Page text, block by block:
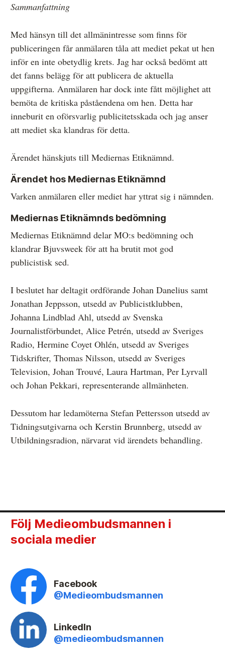
Sammanfattning
Med hänsyn till det allmänintresse som finns för
publiceringen får anmälaren tåla att mediet pekat ut hen
inför en inte obetydlig krets. Jag har också bedömt att
det fanns belägg för att publicera de aktuella
uppgifterna. Anmälaren har dock inte fått möjlighet att
bemöta de kritiska påståendena om hen. Detta har
inneburit en oförsvarlig publicitetsskada och jag anser
att mediet ska klandras för detta.
Ärendet hänskjuts till Mediernas Etiknämnd.
Ärendet hos Mediernas Etiknämnd
Varken anmälaren eller mediet har yttrat sig i nämnden.
Mediernas Etiknämnds bedömning
Mediernas Etiknämnd delar MO:s bedömning och
klandrar Bjuvsweek för att ha brutit mot god
publicistisk sed.
I beslutet har deltagit ordförande Johan Danelius samt
Jonathan Jeppsson, utsedd av Publicistklubben,
Johanna Lindblad Ahl, utsedd av Svenska
Journalistförbundet, Alice Petrén, utsedd av Sveriges
Radio, Hermine Coyet Ohlén, utsedd av Sveriges
Tidskrifter, Thomas Nilsson, utsedd av Sveriges
Television, Johan Trouvé, Laura Hartman, Per Lyrvall
och Johan Pekkari, representerande allmänheten.
Dessutom har ledamöterna Stefan Pettersson utsedd av
Tidningsutgivarna och Kerstin Brunnberg, utsedd av
Utbildningsradion, närvarat vid ärendets behandling.
Följ Medieombudsmannen i
sociala medier
Facebook
@Medieombudsmannen
LinkedIn
@medieombudsmannen